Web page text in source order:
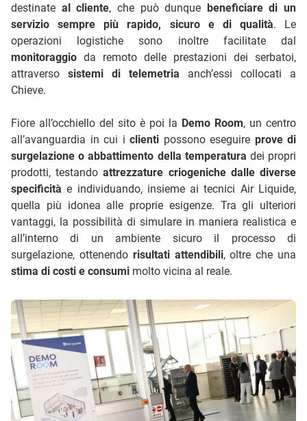
destinate al cliente, che può dunque beneficiare di un
servizio sempre più rapido, sicuro e di qualità. Le
operazioni logistiche sono inoltre facilitate dal
monitoraggio da remoto delle prestazioni dei serbatoi,
attraverso sistemi di telemetria anch’essi collocati a
Chieve.
Fiore all’occhiello del sito è poi la Demo Room, un centro
all’avanguardia in cui i clienti possono eseguire prove di
surgelazione o abbattimento della temperatura dei propri
prodotti, testandoattrezzature criogeniche dalle diverse
specificità e individuando, insieme ai tecnici Air Liquide,
quella più idonea alle proprie esigenze. Tra gli ulteriori
vantaggi, la possibilità di simulare in maniera realistica e
all’interno di un ambiente sicuro il processo di
surgelazione, ottenendo risultati attendibili, oltre che una
stima di costi e consumi molto vicina al reale.